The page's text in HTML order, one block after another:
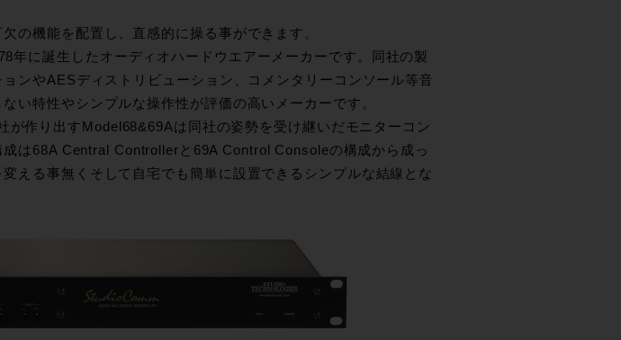
の機能を配置し、直感的に操る事ができます。
年に誕生したオーディオハードウエアーメーカーです。同社の製
ンやAESディストリビューション、コメンタリーコンソール等音
い特性やシンプルな操作性が評価の高いメーカーです。
作り出すModel68&69Aは同社の姿勢を受け継いだモニターコン
成は68A Central Controllerと69A Control Consoleの構成から成っ
える事無くそして自宅でも簡単に設置できるシンプルな結線とな